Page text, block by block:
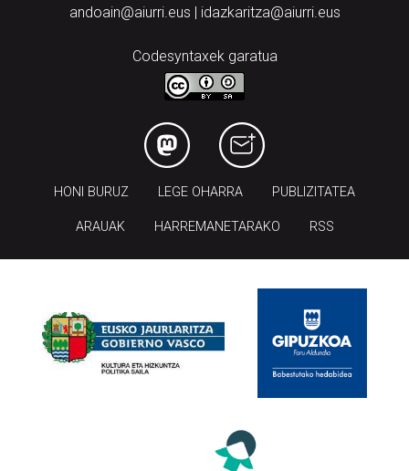
andoain@aiurri.eus | idazkaritza@aiurri.eus
Codesyntaxek garatua
HONI BURUZ LEGE OHARRA PUBLIZITATEA
ARAUAK HARREMANETARAKO RSS